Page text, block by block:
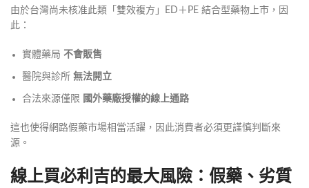
由於台灣尚未核准此類「雙效複方」ED＋PE 結合型藥物上市，因
此：
實體藥局 不會販售
醫院與診所 無法開立
合法來源僅限 國外藥廠授權的線上通路
這也使得網路假藥市場相當活躍，因此消費者必須更謹慎判斷來
源。
線上買必利吉的最大風險：假藥、劣質